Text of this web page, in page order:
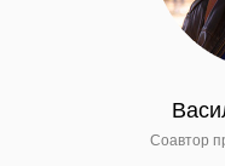
Соавтор
Организатор